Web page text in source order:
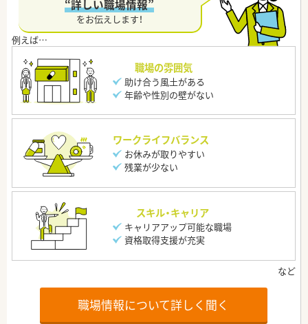
“詳しい職場情報”
をお伝えします！
職場の雰囲気
助け合う風土がある
年齢や性別の壁がない
ワークライフバランス
お休みが取りやすい
残業が少ない
スキル・キャリア
キャリアアップ可能な職場
資格取得支援が充実
職場情報について詳しく聞く